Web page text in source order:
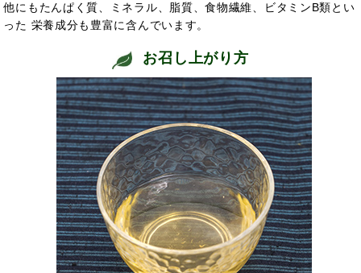
他にもたんぱく質、ミネラル、脂質、食物繊維、ビタミンB類とい
った 栄養成分も豊富に含んでいます。
お召し上がり方